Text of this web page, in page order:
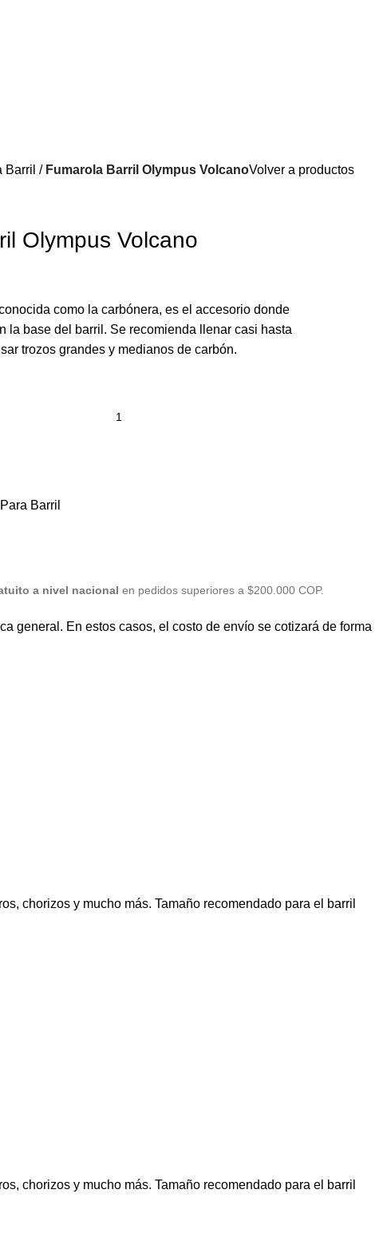
Barril Fumarola Barril Olympus VolcanoVolver a productos
Olympus Volcano
como la carbónera, es el accesorio donde
la base del barril. Se recomienda llenar casi hasta
trozos grandes y medianos de carbón.
Para Barril
a nivel nacional en pedidos superiores a $200.000 COP.
general. En estos casos, el costo de envío se cotizará de forma
chorizos y mucho más. Tamaño recomendado para el barril
chorizos y mucho más. Tamaño recomendado para el barril